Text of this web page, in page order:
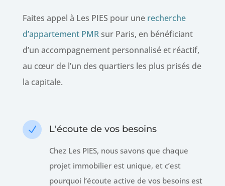
Faites appel à Les PIES pour une recherche
d’appartement PMRsur Paris, en bénéficiant
d’un accompagnement personnalisé et réactif,
au cœur de l’un des quartiers les plus prisés de
la capitale.
N L'écoute de vos besoins
Chez Les PIES, nous savons que chaque
projet immobilier est unique, et c’est
pourquoi l’écoute active de vos besoins est